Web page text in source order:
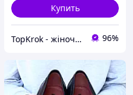
Купить
TopKrok - жіноче та чоловіче взуття, жіночі сумки та верхній одяг 96%